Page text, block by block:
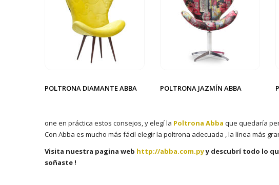
POLTRONA DIAMANTE ABBA POLTRONA JAZMÍN ABBA
one en práctica estos consejos, y elegí la Poltrona Abba que quedaría
Con Abba es mucho más fácil elegir la poltrona adecuada , la línea más
Visita nuestra pagina web http://abba.com.pyy descubrí todo lo
soñaste !